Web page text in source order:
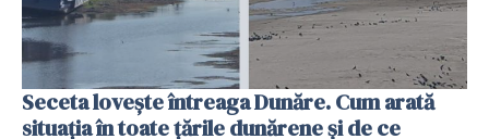
Seceta lovește întreaga Dunăre. Cum arată
situația în toate țările dunărene și de ce